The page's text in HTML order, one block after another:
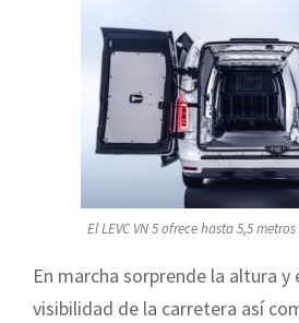
El LEVC VN 5 ofrece hasta 5,5
En marcha sorprende la altura y
visibilidad de la carretera así